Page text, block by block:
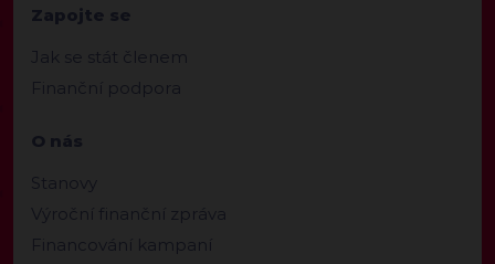
Zapojte se
Jak se stát členem
Finanční podpora
O nás
Stanovy
Výroční finanční zpráva
Financování kampaní